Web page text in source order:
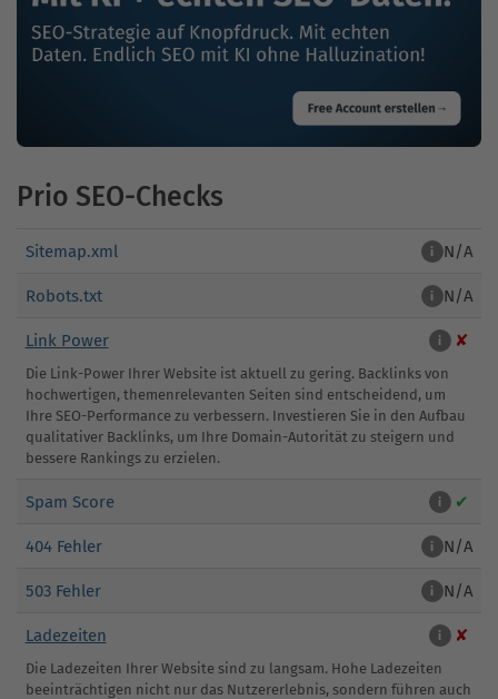
Prio SEO-Checks
Sitemap.xml i N/A
Robots.txt i N/A
Link Power i ✘
Die Link-Power Ihrer Website ist aktuell zu gering. Backlinks von
hochwertigen, themenrelevanten Seiten sind entscheidend, um
Ihre SEO-Performance zu verbessern. Investieren Sie in den Aufbau
qualitativer Backlinks, um Ihre Domain-Autorität zu steigern und
bessere Rankings zu erzielen.
Spam Score i ✔
404 Fehler i N/A
503 Fehler i N/A
Ladezeiten i ✘
Die Ladezeiten Ihrer Website sind zu langsam. Hohe Ladezeiten
beeinträchtigen nicht nur das Nutzererlebnis, sondern führen auch